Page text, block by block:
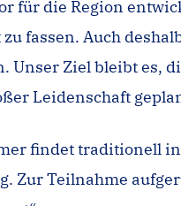
für die Region
fassen. Auch
Unser Ziel bleibt es,
Leidenschaft
findet traditionell
Zur Teilnahme